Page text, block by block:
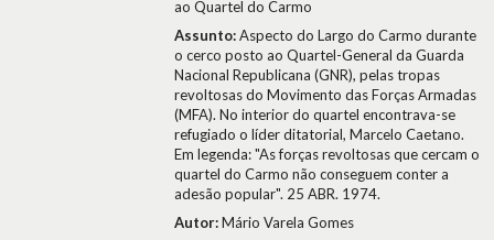
ao Quartel do Carmo
Assunto:Aspecto do Largo do Carmo durante
o cerco posto ao Quartel-General da Guarda
Nacional Republicana (GNR), pelas tropas
revoltosas do Movimento das Forças Armadas
(MFA). No interior do quartel encontrava-se
refugiado o líder ditatorial, Marcelo Caetano.
Em legenda: "As forças revoltosas que cercam o
quartel do Carmo não conseguem conter a
adesão popular". 25 ABR. 1974.
Autor:Mário Varela Gomes